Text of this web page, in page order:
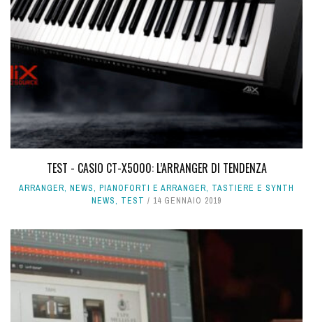
TEST - CASIO CT-X5000: L’ARRANGER DI TENDENZA
ARRANGER, NEWS, PIANOFORTI E ARRANGER, TASTIERE E SYNTH
NEWS, TEST 14 GENNAIO 2019